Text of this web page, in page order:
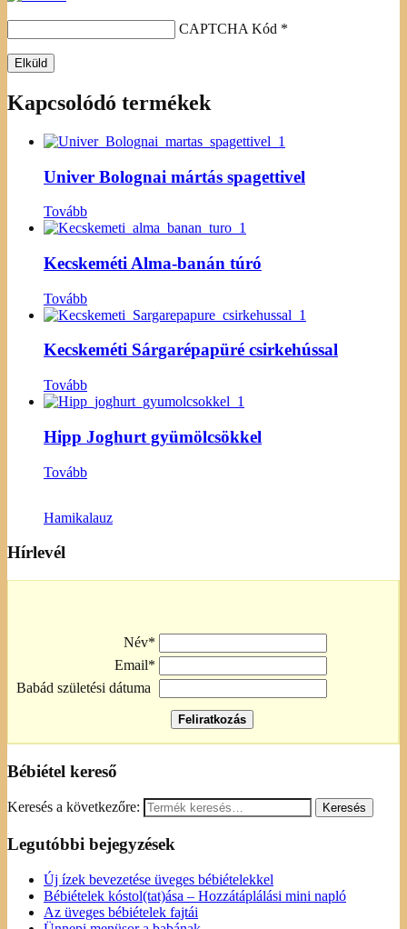
CAPTCHA Kód *
Kapcsolódó termékek
Univer Bolognai mártás spagettivel
Tovább
Kecskeméti Alma-banán túró
Tovább
Kecskeméti Sárgarépapüré csirkehússal
Tovább
Hipp Joghurt gyümölcsökkel
Tovább
Hamikalauz
Hírlevél
Név*
Email*
Babád születési dátuma
Bébiétel kereső
Keresés a következőre:
Legutóbbi bejegyzések
Új ízek bevezetése üveges bébiételekkel
Bébiételek kóstol(tat)ása – Hozzátáplálási mini napló
Az üveges bébiételek fajtái